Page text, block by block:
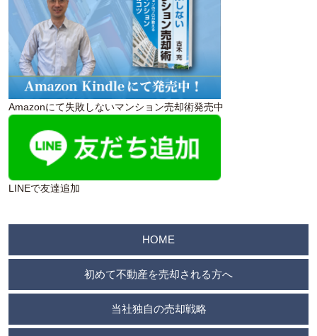
Amazonにて失敗しないマンション売却術発売中
LINEで友達追加
HOME
初めて不動産を売却される方へ
当社独自の売却戦略